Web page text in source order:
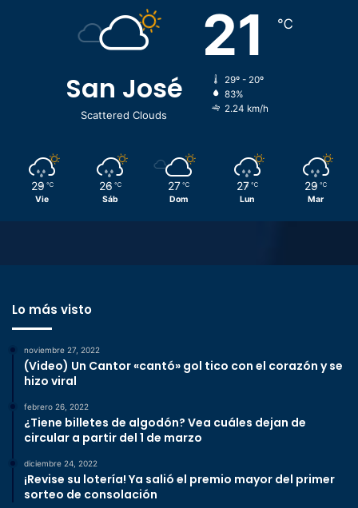
San José
Scattered Clouds
21 ℃
29º - 20º
83%
2.24 km/h
29 ℃
Vie
26 ℃
Sáb
27 ℃
Dom
27 ℃
Lun
29 ℃
Mar
Lo más visto
noviembre 27, 2022
(Video) Un Cantor «cantó» gol tico con el corazón y se
hizo viral
febrero 26, 2022
¿Tiene billetes de algodón? Vea cuáles dejan de
circular a partir del 1 de marzo
diciembre 24, 2022
¡Revise su lotería! Ya salió el premio mayor del primer
sorteo de consolación